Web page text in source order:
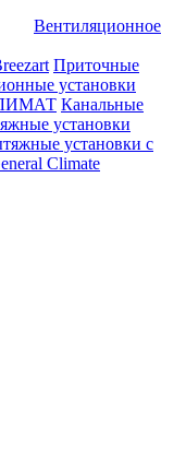
Вентиляционное
Приточные
установки
Канальные
установки
установки с
Climate